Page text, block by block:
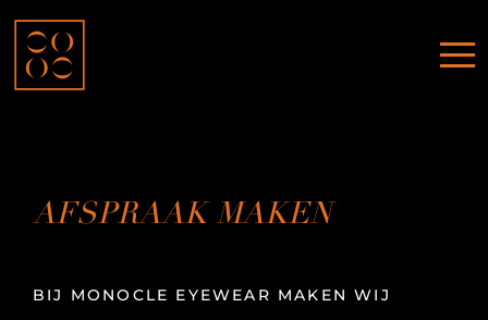
AFSPRAAK MAKEN
BIJ MONOCLE EYEWEAR MAKEN WIJ